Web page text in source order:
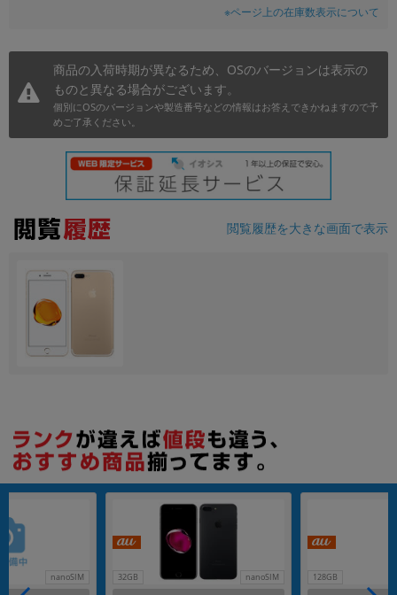
※ページ上の在庫数表示について
商品の入荷時期が異なるため、OSのバージョンは表示の
ものと異なる場合がございます。
個別にOSのバージョンや製造番号などの情報はお答えできかねますので予
めご了承ください。
閲覧履歴を大きな画面で表示
nanoSIM 32GB nanoSIM 128GB
年 月 まで
各項目のチェックボックスは「or検索」となります。
ただし機能別のみ「and検索」となります。